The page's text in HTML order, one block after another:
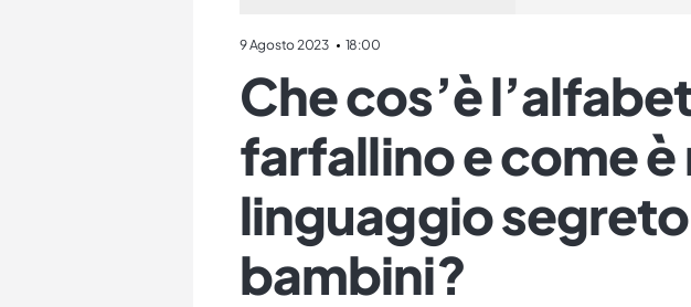
9 Agosto 2023 18:00
Che cos’è
farfallino e come è
linguaggio
bambini?